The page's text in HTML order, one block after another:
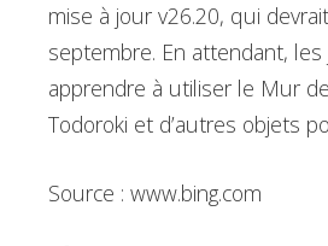
mise à jour v26.20, qui
septembre. En attendant,
apprendre à utiliser le Mur
Todoroki et d’autres objets
Source : www.bing.com